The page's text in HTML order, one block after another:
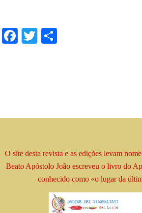
Facebook
Twitter
O site desta revista e as edições levam nome
Beato Apóstolo João escreveu o livro do
conhecido como «o lugar da